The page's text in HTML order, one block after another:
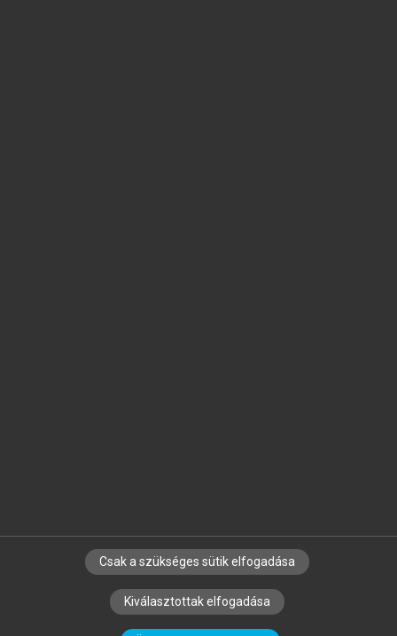
SZERZŐKNEK CÉGEKNEK KÖNYVTÁROSOKNAK
SZERKESZTÉSI ÉS LEKTORÁLÁSI ALAPELVEK
Csak a szükséges sütik elfogadása
Kiválasztottak elfogadása